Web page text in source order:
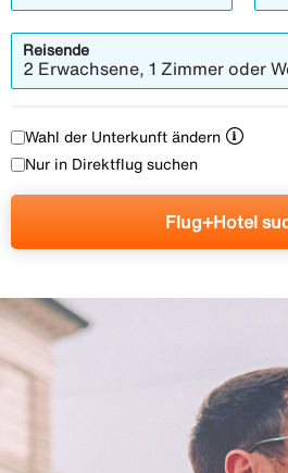
Reisende
2 Erwachsene, 1 Zimmer oder
Wahl der Unterkunft ändern
Nur in Direktflug suchen
Flug+Hotel